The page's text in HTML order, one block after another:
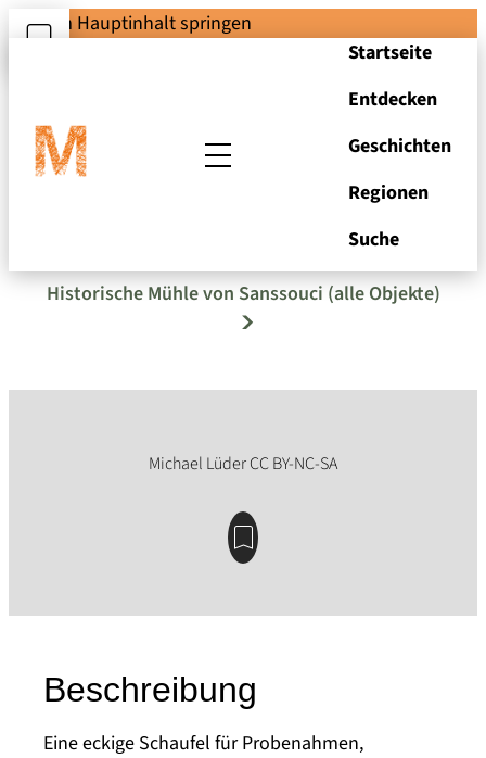
Zum Hauptinhalt springen
Startseite
Entdecken
Geschichten
Regionen
Suche
Eckige Schaufel
Historische Mühle von Sanssouci (alle Objekte)
Beschreibung
Eine eckige Schaufel für Probenahmen,